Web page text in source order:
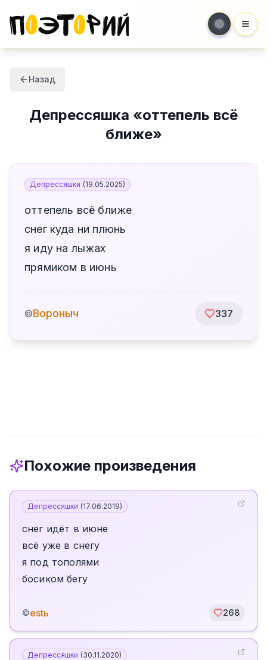
Назад
Депрессяшка «оттепель всё
ближе»
Депрессяшки (19.05.2025)
оттепель всё ближе
снег куда ни плюнь
я иду на лыжах
прямиком в июнь
©Вороныч 337
Похожие произведения
Депрессяшки (17.06.2019)
снег идёт в июне
всё уже в снегу
я под тополями
босиком бегу
©estь 268
Депрессяшки (30.11.2020)